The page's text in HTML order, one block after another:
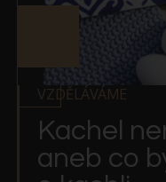
VZDĚLÁVÁME
Kachel
aneb co